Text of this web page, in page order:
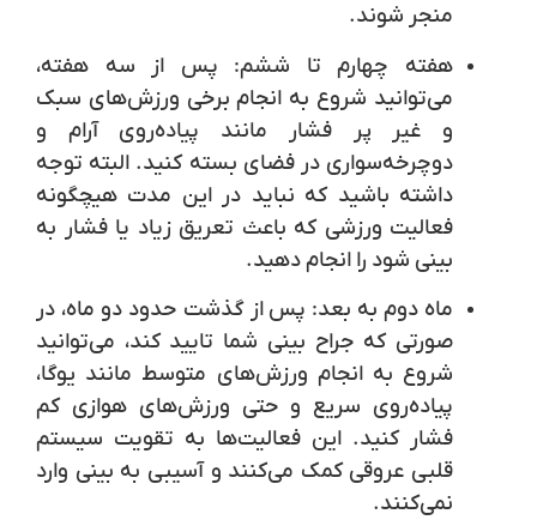
منجر شوند.
هفته چهارم تا ششم:پس از سه هفته،
می‌توانید شروع به انجام برخی ورزش‌های سبک
و غیر پر فشار مانند پیاده‌روی آرام و
دوچرخه‌سواری در فضای بسته کنید. البته توجه
داشته باشید که نباید در این مدت هیچگونه
فعالیت ورزشی که باعث تعریق زیاد یا فشار به
بینی شود را انجام دهید.
ماه دوم به بعد:پس از گذشت حدود دو ماه، در
صورتی که جراح بینی شما تایید کند، می‌توانید
شروع به انجام ورزش‌های متوسط مانند یوگا،
پیاده‌روی سریع و حتی ورزش‌های هوازی کم
فشار کنید. این فعالیت‌ها به تقویت سیستم
قلبی عروقی کمک می‌کنند و آسیبی به بینی وارد
نمی‌کنند.